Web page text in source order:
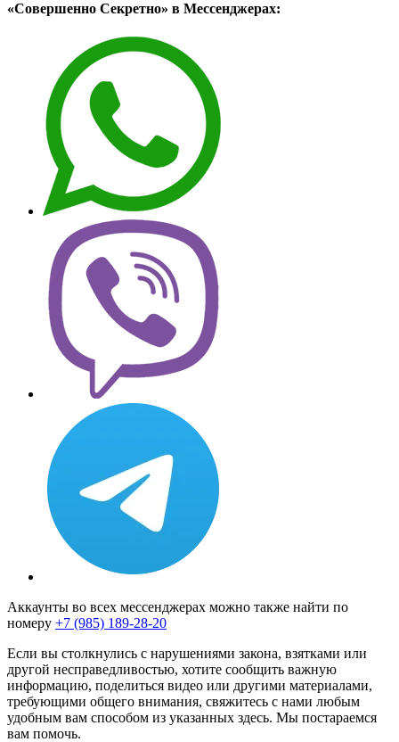
«Совершенно Секретно» в Мессенджерах:
Аккаунты во всех мессенджерах можно также найти по
номеру +7 (985) 189-28-20
Если вы столкнулись с нарушениями закона, взятками или
другой несправедливостью, хотите сообщить важную
информацию, поделиться видео или другими материалами,
требующими общего внимания, свяжитесь с нами любым
удобным вам способом из указанных здесь. Мы постараемся
вам помочь.